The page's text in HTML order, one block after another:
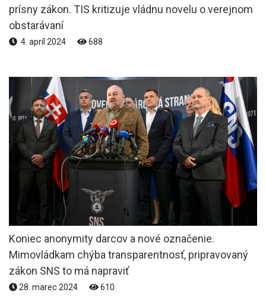
prísny zákon. TIS kritizuje vládnu novelu o verejnom
obstarávaní
4. apríl 2024 688
Koniec anonymity darcov a nové označenie.
Mimovládkam chýba transparentnosť, pripravovaný
zákon SNS to má napraviť
28. marec 2024 610